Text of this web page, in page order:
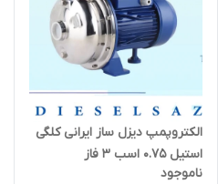
الکتروپمپ دیزل ساز ایرانی کلگی
استیل 0.75 اسب 3 فاز
ناموجود